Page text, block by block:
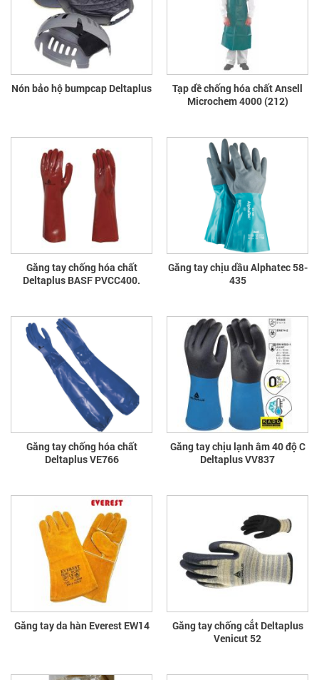
Nón bảo hộ bumpcap Deltaplus
Tạp dề chống hóa chất Ansell
Microchem 4000 (212)
Găng tay chống hóa chất
Deltaplus BASF PVCC400.
Găng tay chịu dầu Alphatec 58-
435
Găng tay chống hóa chất
Deltaplus VE766
Găng tay chịu lạnh âm 40 độ C
Deltaplus VV837
Găng tay da hàn Everest EW14
Găng tay chống cắt Deltaplus
Venicut 52